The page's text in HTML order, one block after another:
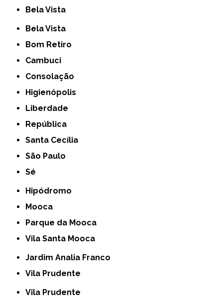
Bela Vista
Bela Vista
Bom Retiro
Cambuci
Consolação
Higienópolis
Liberdade
República
Santa Cecília
São Paulo
Sé
Hipódromo
Mooca
Parque da Mooca
Vila Santa Mooca
Jardim Analia Franco
Vila Prudente
Vila Prudente